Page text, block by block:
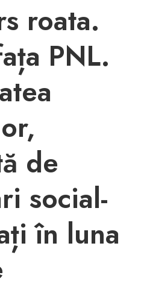
roata.
PNL.
de
social-
în luna